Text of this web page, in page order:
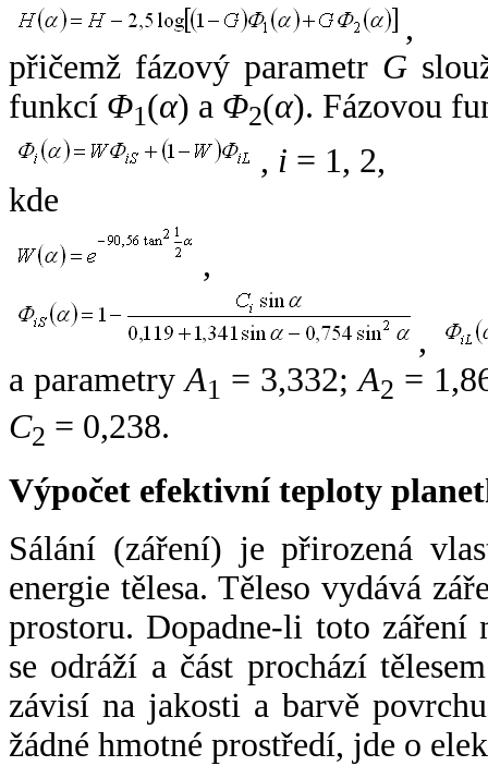
,
přičemž fázový parametr G
funkcí Φ1(α) a Φ2(α). Fázovou
, i = 1, 2,
kde
,
,
a parametryA1 = 3,332;A2 =
C2 = 0,238.
Výpočet efektivní teploty
Sálání (záření) je přirozená
energie tělesa. Těleso vydává
prostoru. Dopadne-li toto záření
se odráží a část prochází
závisí na jakosti a barvě
žádné hmotné prostředí, jde o